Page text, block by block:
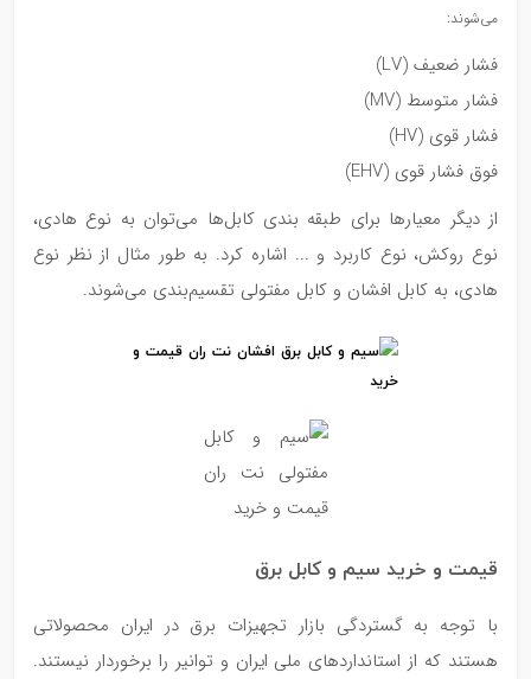
می‌شوند:
فشار ضعیف (LV)
فشار متوسط (MV)
فشار قوی (HV)
فوق فشار قوی (EHV)
از دیگر معیارها برای طبقه بندی کابل‌ها می‌توان به نوع هادی،
نوع روکش، نوع کاربرد و ... اشاره کرد. به طور مثال از نظر نوع
هادی، به کابل افشان و کابل مفتولی تقسیم‌بندی می‌شوند.
قیمت و خرید سیم و کابل برق
با توجه به گستردگی بازار تجهیزات برق در ایران محصولاتی
هستند که از استانداردهای ملی ایران و توانیر را برخوردار نیستند.